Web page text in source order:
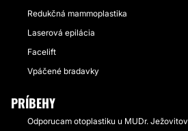
Redukčná mammoplastika
Laserová epilácia
Facelift
Vpáčené bradavky
PRÍBEHY
Odporucam otoplastiku u MUDr.